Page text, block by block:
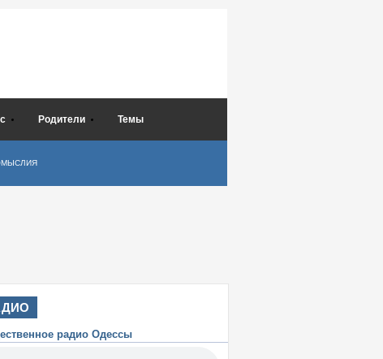
Родители Темы
радио Одессы